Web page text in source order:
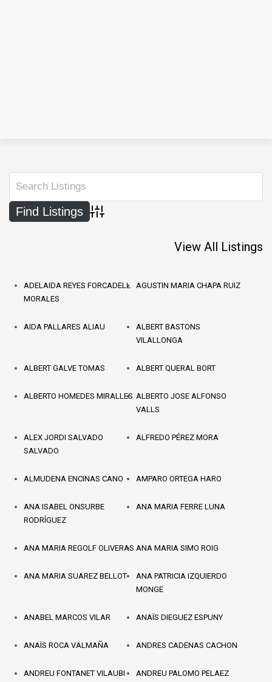
Advanced Search
View All Listings
ADELAIDA REYES FORCADELL
MORALES
AGUSTIN MARIA CHAPA RUIZ
AIDA PALLARES ALIAU
ALBERT BASTONS
VILALLONGA
ALBERT GALVE TOMAS ALBERT QUERAL BORT
ALBERTO HOMEDES MIRALLES ALBERTO JOSE ALFONSO
VALLS
ALEX JORDI SALVADO
SALVADO
ALFREDO PÉREZ MORA
ALMUDENA ENCINAS CANO AMPARO ORTEGA HARO
ANA ISABEL ONSURBE
RODRÍGUEZ
ANA MARIA FERRE LUNA
ANA MARIA REGOLF OLIVERAS ANA MARIA SIMO ROIG
ANA MARIA SUAREZ BELLOT
ANA PATRICIA IZQUIERDO
MONGE
ANABEL MARCOS VILAR ANAÏS DIEGUEZ ESPUNY
ANAÏS ROCA VALMAÑA ANDRES CADENAS CACHON
ANDREU FONTANET VILAUBI ANDREU PALOMO PELAEZ